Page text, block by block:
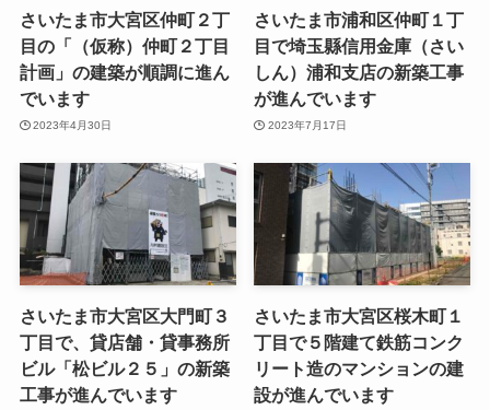
さいたま市大宮区仲町２丁
目の「（仮称）仲町２丁目
計画」の建築が順調に進ん
でいます
2023年4月30日
さいたま市浦和区仲町１丁
目で埼玉縣信用金庫（さい
しん）浦和支店の新築工事
が進んでいます
2023年7月17日
さいたま市大宮区大門町３
丁目で、貸店舗・貸事務所
ビル「松ビル２５」の新築
工事が進んでいます
さいたま市大宮区桜木町１
丁目で５階建て鉄筋コンク
リート造のマンションの建
設が進んでいます